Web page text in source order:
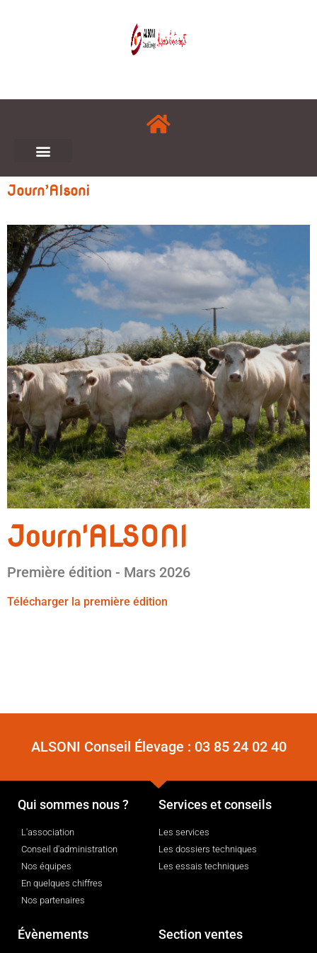
Journ’Alsoni
Journ'ALSONI
Première édition - Mars 2026
Télécharger la première édition
ALSONI Conseil Élevage : 03 85 24 02 40
Qui sommes nous ?
L'association
Conseil d'administration
Nos équipes
En quelques chiffres
Nos partenaires
Services et conseils
Les services
Les dossiers techniques
Les essais techniques
Évènements Section ventes